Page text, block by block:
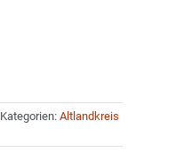
Kategorien: Altlandkreis